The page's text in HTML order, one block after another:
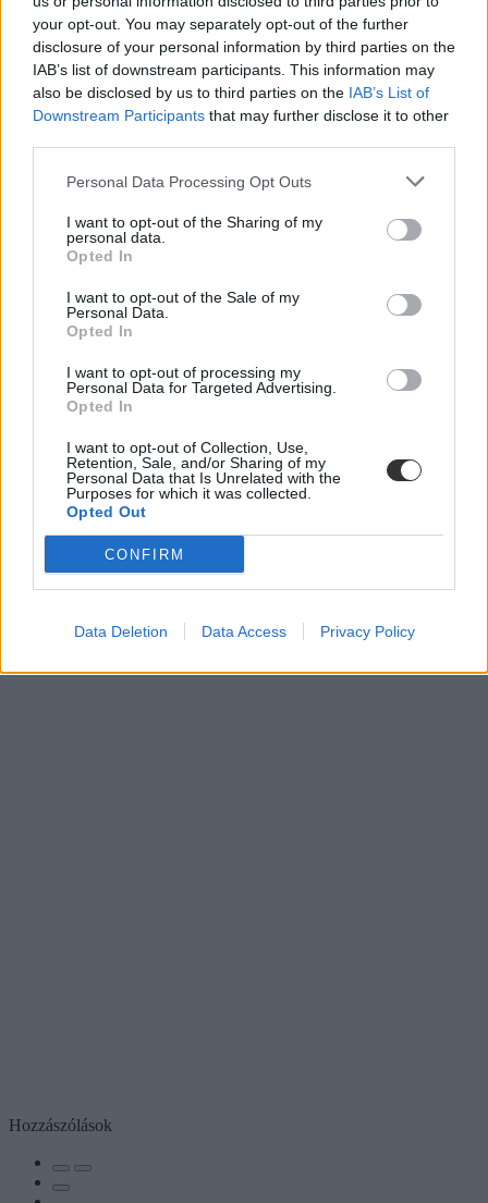
your opt-out. You may separately opt-out of the further
disclosure of your personal information by third parties on the
IAB’s list of downstream participants. This information may
also be disclosed by us to third parties on the IAB’s List of
Downstream Participants that may further disclose it to other
Personal Data Processing Opt Outs
I want to opt-out of the Sharing of my
personal data.
Opted In
I want to opt-out of the Sale of my
Personal Data.
Opted In
I want to opt-out of processing my
Personal Data for Targeted Advertising.
Opted In
I want to opt-out of Collection, Use,
Retention, Sale, and/or Sharing of my
Personal Data that Is Unrelated with the
Purposes for which it was collected.
Opted Out
CONFIRM
Data Deletion Data Access Privacy Policy
szótár egyetemistáknak
S.Oszkár
szótár
campus life
belföld
Hozzászólások